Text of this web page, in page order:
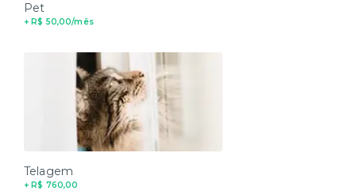
Pet
+ R$ 50,00/mês
Telagem
+ R$ 760,00